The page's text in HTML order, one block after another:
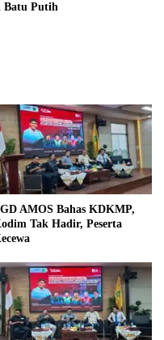
Batu Putih
AMOS Bahas KDKMP,
Tak Hadir, Peserta